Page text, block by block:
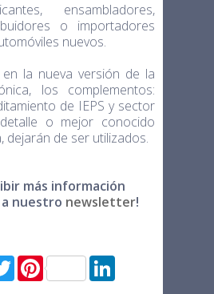
ensambladores,
o importadores
nuevos.
en la nueva versión de la
los complementos:
de IEPS y sector
o mejor conocido
dejarán de ser utilizados.
más información
nuestro newsletter!
T
w
P
i